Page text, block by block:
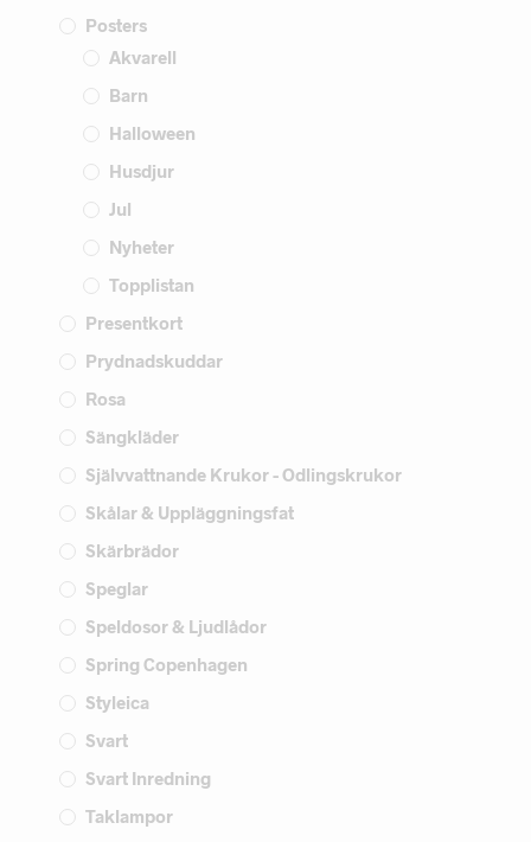
Posters
Akvarell
Barn
Halloween
Husdjur
Jul
Nyheter
Topplistan
Presentkort
Prydnadskuddar
Rosa
Sängkläder
Självvattnande Krukor - Odlingskrukor
Skålar & Uppläggningsfat
Skärbrädor
Speglar
Speldosor & Ljudlådor
Spring Copenhagen
Styleica
Svart
Svart Inredning
Taklampor